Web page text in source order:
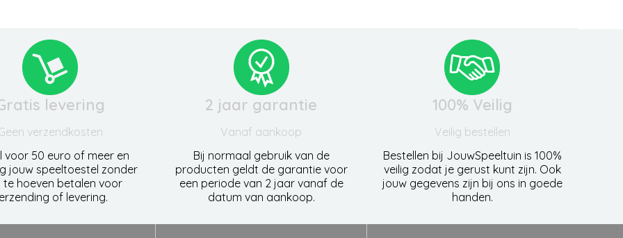
levering
verzendkosten
voor 50 euro of meer en
jouw speeltoestel zonder
te hoeven betalen voor
of levering.
2 jaar garantie
Vanaf aankoop
Bij normaal gebruik van de
producten geldt de garantie voor
een periode van 2 jaar vanaf de
datum van aankoop.
100% Veilig
Veilig bestellen
Bestellen bij JouwSpeeltuin is 100%
veilig zodat je gerust kunt zijn. Ook
jouw gegevens zijn bij ons in goede
handen.